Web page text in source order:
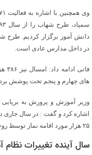
دانش آموز برگزار کردیم. طرح
در داخل مدارس عادی است.
های چهارم و پنجم تحت پوشش
۲۵ هزار مورد اقامه نماز توسط روحانیون و مابقی از سوی همکاران انجام می شود.
سال آینده تغییرات